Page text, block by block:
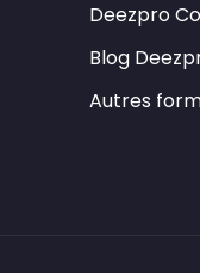
Deezpro
Blog
Autres